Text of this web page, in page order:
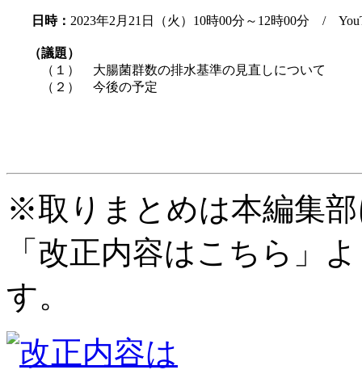
日時： 2023年2月21日（火）10時00分～12時00分 /
（議題）
（１） 大腸菌群数の排水基準の見直しについて
（２） 今後の予定
※取りまとめは本編集
「改正内容はこちら」
す。